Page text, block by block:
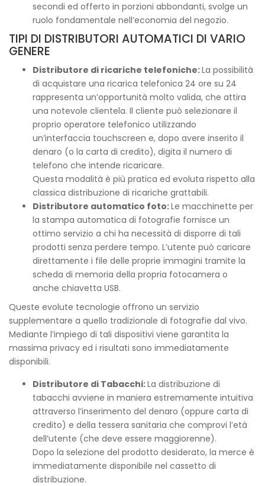
secondi ed offerto in porzioni abbondanti, svolge un
ruolo fondamentale nell’economia del negozio.
TIPI DI DISTRIBUTORI AUTOMATICI DI VARIO
GENERE
Distributore di ricariche telefoniche:La possibilità
di acquistare una ricarica telefonica 24 ore su 24
rappresenta un’opportunità molto valida, che attira
una notevole clientela. Il cliente può selezionare il
proprio operatore telefonico utilizzando
un’interfaccia touchscreen e, dopo avere inserito il
denaro (o la carta di credito), digita il numero di
telefono che intende ricaricare.
Questa modalità è più pratica ed evoluta rispetto alla
classica distribuzione di ricariche grattabili.
Distributore automatico foto:Le macchinette per
la stampa automatica di fotografie fornisce un
ottimo servizio a chi ha necessità di disporre di tali
prodotti senza perdere tempo. L’utente può caricare
direttamente i file delle proprie immagini tramite la
scheda di memoria della propria fotocamera o
anche chiavetta USB.
Queste evolute tecnologie offrono un servizio
supplementare a quello tradizionale di fotografie dal vivo.
Mediante l’impiego di tali dispositivi viene garantita la
massima privacy ed i risultati sono immediatamente
disponibili.
Distributore di Tabacchi:La distribuzione di
tabacchi avviene in maniera estremamente intuitiva
attraverso l’inserimento del denaro (oppure carta di
credito) e della tessera sanitaria che comprovi l’età
dell’utente (che deve essere maggiorenne).
Dopo la selezione del prodotto desiderato, la merce è
immediatamente disponibile nel cassetto di
distribuzione.